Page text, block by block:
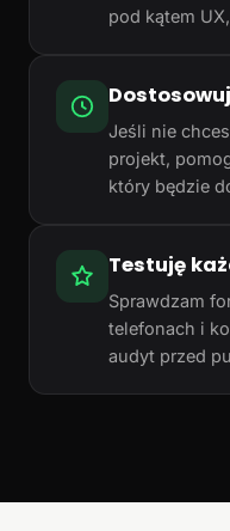
pod kątem
Jeśli nie
projekt,
który będzie
Testuję
Sprawdzam
telefonach i
audyt przed